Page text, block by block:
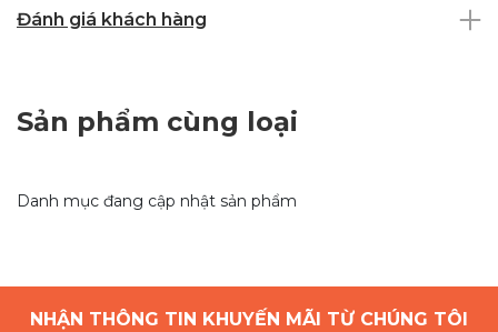
Đánh giá khách hàng
Sản phẩm cùng loại
Danh mục đang cập nhật sản phẩm
NHẬN THÔNG TIN KHUYẾN MÃI TỪ CHÚNG TÔI